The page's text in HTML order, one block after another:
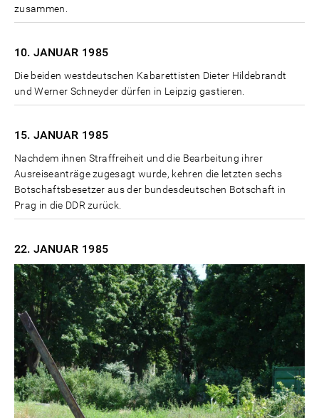
zusammen.
10. JANUAR 1985
Die beiden westdeutschen Kabarettisten Dieter Hildebrandt
und Werner Schneyder dürfen in Leipzig gastieren.
15. JANUAR 1985
Nachdem ihnen Straffreiheit und die Bearbeitung ihrer
Ausreiseanträge zugesagt wurde, kehren die letzten sechs
Botschaftsbesetzer aus der bundesdeutschen Botschaft in
Prag in die DDR zurück.
22. JANUAR 1985